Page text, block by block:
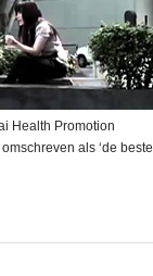
Health Promotion
als ‘de beste